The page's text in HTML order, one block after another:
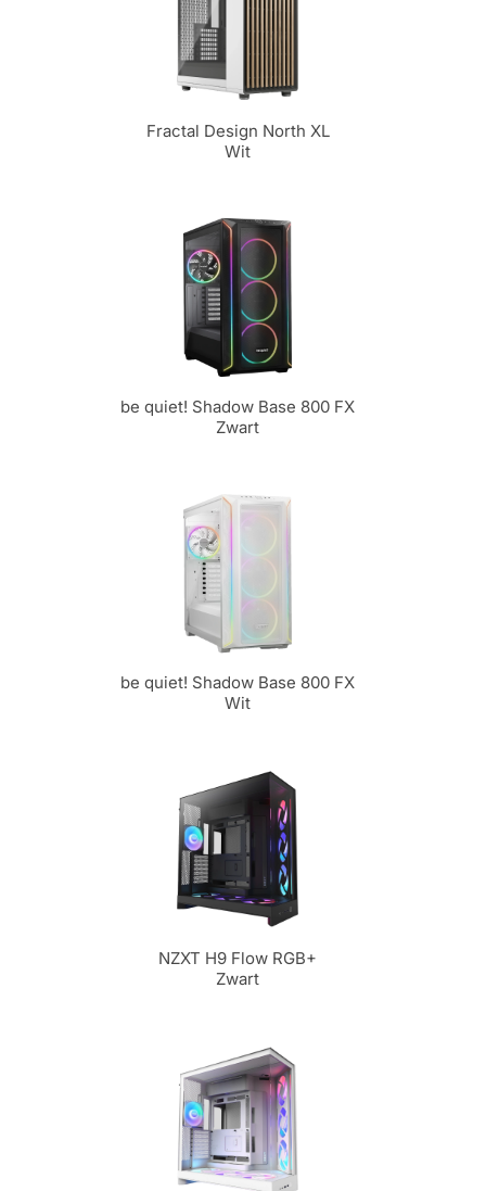
Fractal Design North XL
Wit
be quiet! Shadow Base 800 FX
Zwart
be quiet! Shadow Base 800 FX
Wit
NZXT H9 Flow RGB+
Zwart